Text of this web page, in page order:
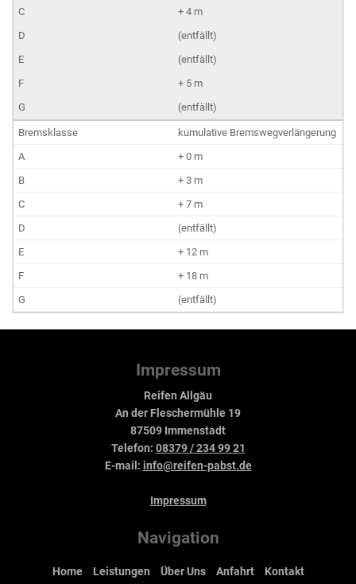
+ 4 m
(entfällt)
(entfällt)
+ 5 m
(entfällt)
kumulative Bremswegverlängerung
+ 0 m
+ 3 m
+ 7 m
(entfällt)
+ 12 m
+ 18 m
(entfällt)
Impressum
Reifen Allgäu
An der Fleschermühle 19
87509 Immenstadt
Telefon: 08379 / 234 99 21
E-mail: info@reifen-pabst.de
Impressum
Navigation
Home Leistungen Über Uns Anfahrt Kontakt